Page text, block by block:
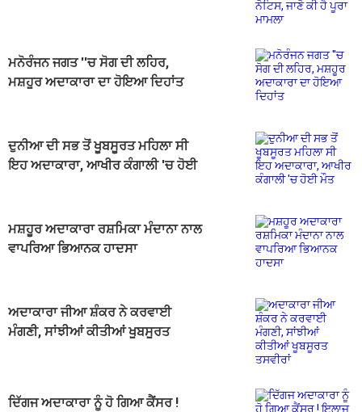
ਮਨੋਰੰਜਨ ਜਗਤ ''ਚ ਸੋਗ ਦੀ ਲਹਿਰ,
ਮਸ਼ਹੂਰ ਅਦਾਕਾਰਾ ਦਾ ਹੋਇਆ ਦਿਹਾਂਤ
ਦੁਨੀਆ ਦੀ ਸਭ ਤੋਂ ਖੂਬਸੂਰਤ ਮਹਿਲਾ ਸੀ
ਇਹ ਅਦਾਕਾਰਾ, ਆਖੀਰ ਕੰਗਾਲੀ 'ਚ ਹੋਈ
ਮਸ਼ਹੂਰ ਅਦਾਕਾਰਾ ਰਸ਼ਮਿਕਾ ਮੰਦਾਨਾ ਨਾਲ
ਵਾਪਰਿਆ ਭਿਆਨਕ ਹਾਦਸਾ
ਅਦਾਕਾਰਾ ਜੀਆ ਸ਼ੰਕਰ ਨੇ ਕਰਵਾਈ
ਮੰਗਣੀ, ਸਾਂਝੀਆਂ ਕੀਤੀਆਂ ਖੂਬਸੂਰਤ
ਦਿੱਗਜ ਅਦਾਕਾਰਾ ਨੂੰ ਹੋ ਗਿਆ ਕੈਂਸਰ !